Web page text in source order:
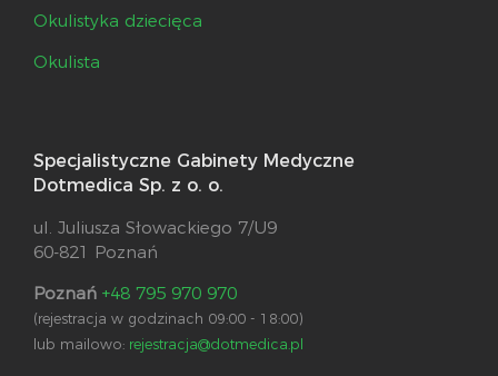
Okulistyka dziecięca
Okulista
Specjalistyczne Gabinety Medyczne
Dotmedica Sp. z o. o.
ul. Juliusza Słowackiego 7/U9
60-821 Poznań
Poznań +48 795 970 970
(rejestracja w godzinach 09:00 - 18:00)
lub mailowo: rejestracja@dotmedica.pl